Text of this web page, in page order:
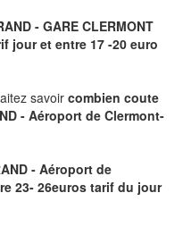
- GARE CLERMONT
jour et entre 17 -20 euro
savoir combien coute
- Aéroport de Clermont-
- Aéroport de
23- 26euros tarif du jour